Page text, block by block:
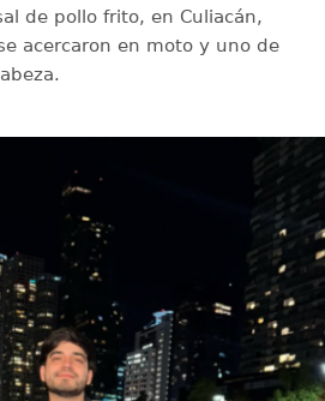
de pollo frito, en Culiacán,
acercaron en moto y uno de